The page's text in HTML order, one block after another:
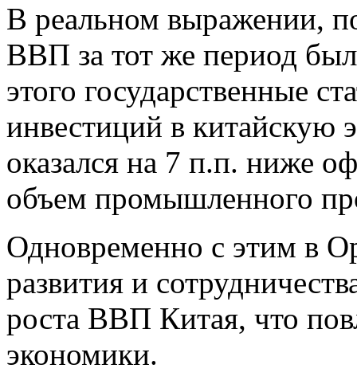
В реальном выражении,
ВВП за тот же период
этого государственные
инвестиций в китайскую
оказался на 7 п.п. ниже
объем промышленного
Одновременно с этим в
развития и
роста ВВП Китая, что
экономики.